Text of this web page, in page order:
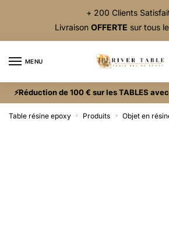
+ 200 Clients
Livraison OFFERTE sur tous
MENU
⚡Réduction de 100 € sur les TABLES
Table résine epoxy » Produits » Objet en